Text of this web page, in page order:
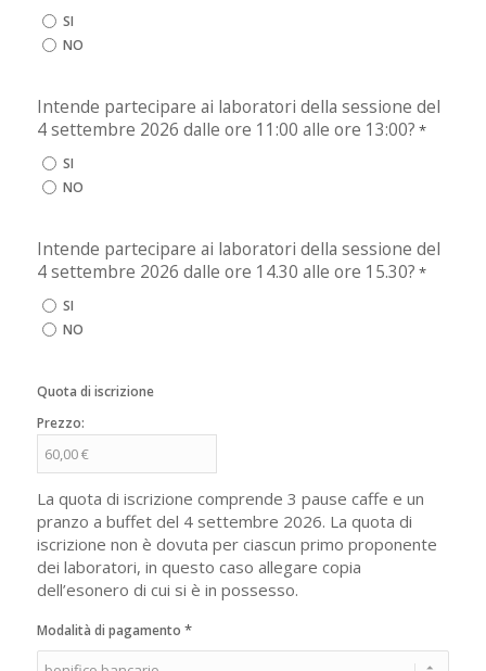
SI
NO
Intende partecipare ai laboratori della sessione del
4 settembre 2026 dalle ore 11:00 alle ore 13:00? *
SI
NO
Intende partecipare ai laboratori della sessione del
4 settembre 2026 dalle ore 14.30 alle ore 15.30? *
SI
NO
Quota di iscrizione
Prezzo:
La quota di iscrizione comprende 3 pause caffe e un
pranzo a buffet del 4 settembre 2026. La quota di
iscrizione non è dovuta per ciascun primo proponente
dei laboratori, in questo caso allegare copia
dell’esonero di cui si è in possesso.
Modalità di pagamento *